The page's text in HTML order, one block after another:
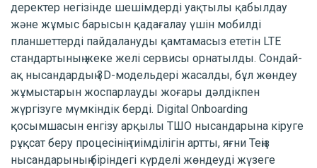
деректер негізінде шешімдерді уақтылы қабылдау
және жұмыс барысын қадағалау үшін мобилді
планшеттерді пайдалануды қамтамасыз ететін LTE
стандартының жеке желі сервисы орнатылды. Сондай-
ақ нысандардың 3D-модельдері жасалды, бұл жөндеу
жұмыстарын жоспарлауды жоғары дәлдікпен
жүргізуге мүмкіндік берді. Digital Onboarding
қосымшасын енгізу арқылы ТШО нысандарына кіруге
рұқсат беру процесінің тиімділігін артты, яғни Теңіз
нысандарының біріндегі күрделі жөндеуді жүзеге